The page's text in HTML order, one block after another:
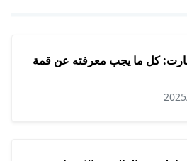
كل ما يجب معرفته عن قمة